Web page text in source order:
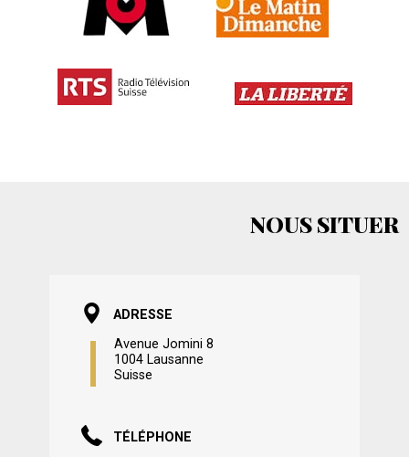
NOUS SITUER
ADRESSE
Avenue Jomini 8
1004 Lausanne
Suisse
TÉLÉPHONE